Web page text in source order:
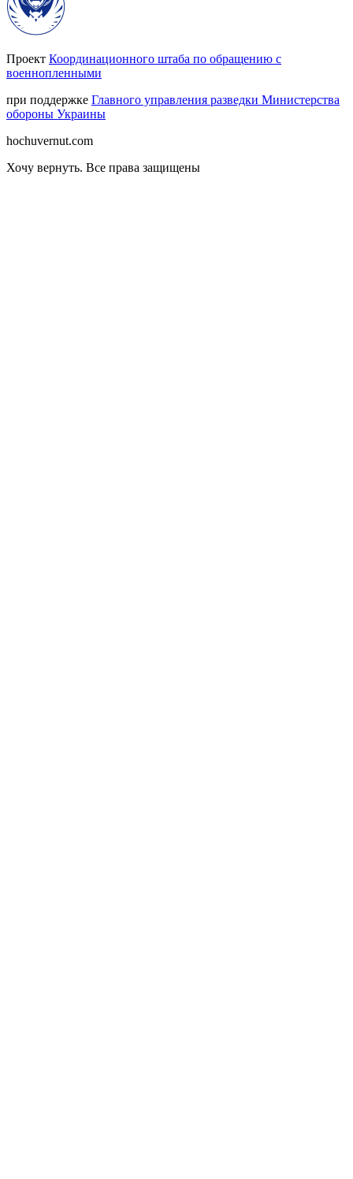
Проект Координационного штаба по обращению с
военнопленными
при поддержке Главного управления разведки Министерства
обороны Украины
hochuvernut.com
Хочу вернуть. Все права защищены